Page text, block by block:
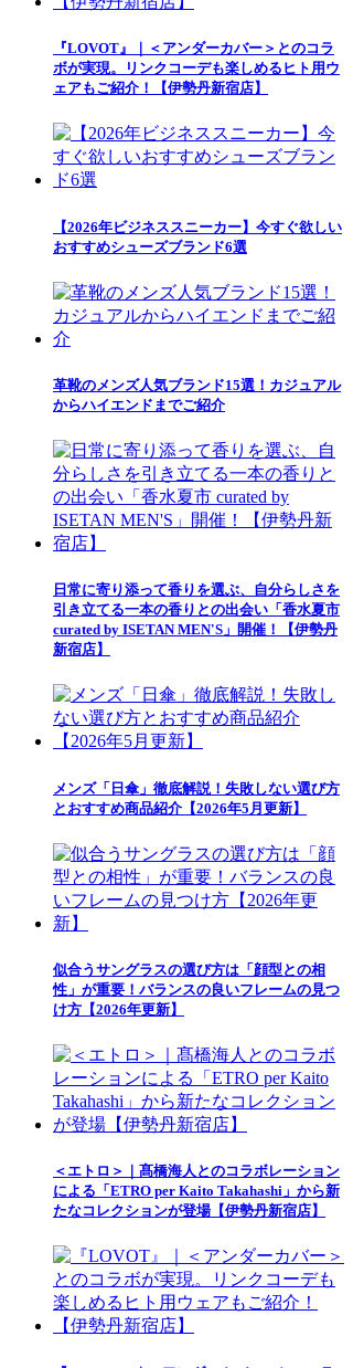
『LOVOT』｜＜アンダーカバー＞とのコラ
ボが実現。リンクコーデも楽しめるヒト用ウ
ェアもご紹介！【伊勢丹新宿店】
【2026年ビジネススニーカー】今すぐ欲しい
おすすめシューズブランド6選
革靴のメンズ人気ブランド15選！カジュアル
からハイエンドまでご紹介
日常に寄り添って香りを選ぶ、自分らしさを
引き立てる一本の香りとの出会い「香水夏市
curated by ISETAN MEN'S」開催！【伊勢丹
新宿店】
メンズ「日傘」徹底解説！失敗しない選び方
とおすすめ商品紹介【2026年5月更新】
似合うサングラスの選び方は「顔型との相
性」が重要！バランスの良いフレームの見つ
け方【2026年更新】
＜エトロ＞｜髙橋海人とのコラボレーション
による「ETRO per Kaito Takahashi」から新
たなコレクションが登場【伊勢丹新宿店】